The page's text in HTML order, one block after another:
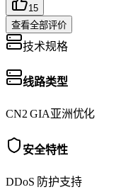
15
查看全部评价
技术规格
线路类型
CN2 GIA亚洲优化
安全特性
DDoS 防护支持